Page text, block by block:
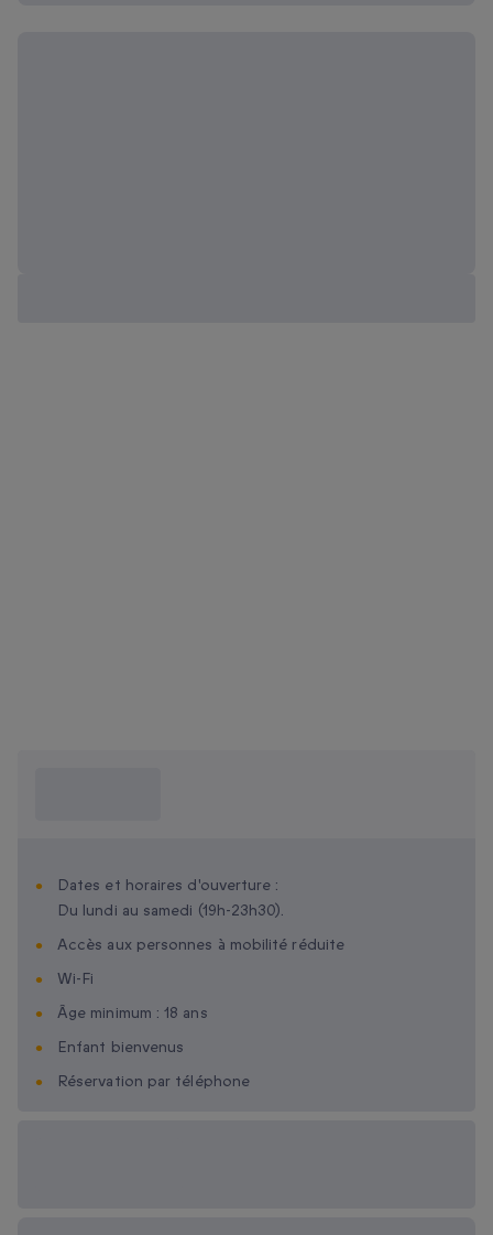
Dates et horaires d'ouverture :
Du lundi au samedi (19h-23h30).
Accès aux personnes à mobilité réduite
Wi-Fi
Âge minimum : 18 ans
Enfant bienvenus
Réservation par téléphone